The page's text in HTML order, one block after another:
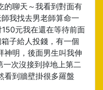
的聊天～我看到對面有
我找去男老師算命一
元我在還在等待前面
子給人投錢，有一個
神明，後面男生叫我伸
次沒接到掉地上第二
看到牆壁掛很多羅盤